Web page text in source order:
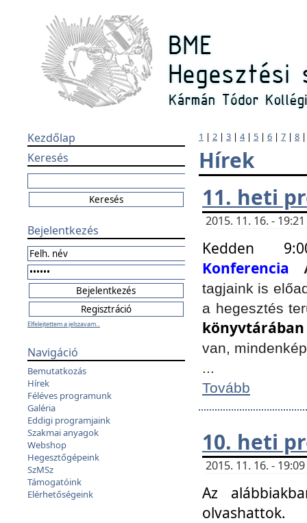
Kezdőlap
Keresés
Bejelentkezés
Elfelejtettem a jelszavam...
Navigáció
Bemutatkozás
Hírek
Féléves programunk
Galéria
Eddigi programjaink
Szakmai anyagok
Webshop
Hegesztőgépeink
SzMSz
Támogatóink
Elérhetőségeink
1 | 2 | 3 | 4| 5 | 6 | 7 | 8
Hírek
11. heti
2015. 11. 16. -
Kedden
Konferencia
tagjaink is
a hegesztés
könyvtárában
van,
...
Tovább
10. heti
2015. 11. 16. -
Az
olvashattok.